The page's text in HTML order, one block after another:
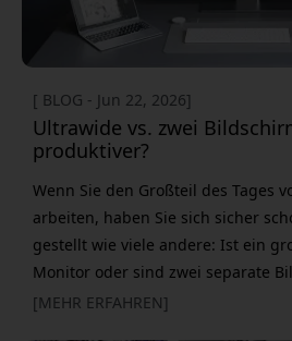
[ BLOG - Jun 22, 2026]
Ultrawide vs. zwei
produktiver?
Wenn Sie den Großteil des Tages
arbeiten, haben Sie sich sicher
gestellt wie viele andere: Ist ein
Monitor oder sind zwei separate
Frage ist mit dem Homeoffice als
[MEHR ERFAHREN]